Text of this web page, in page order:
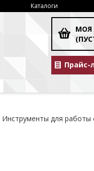
Каталоги
МОЯ
Прайс-
Инструменты для работы